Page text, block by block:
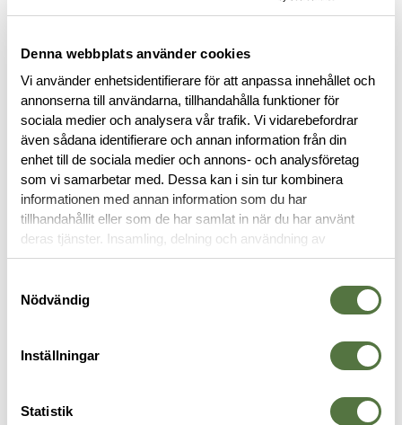
Denna webbplats använder cookies
Vi använder enhetsidentifierare för att anpassa innehållet och
annonserna till användarna, tillhandahålla funktioner för
sociala medier och analysera vår trafik. Vi vidarebefordrar
även sådana identifierare och annan information från din
enhet till de sociala medier och annons- och analysföretag
som vi samarbetar med. Dessa kan i sin tur kombinera
informationen med annan information som du har
tillhandahållit eller som de har samlat in när du har använt
deras tjänster. Insamling, delning och användning av
personuppgifter kan användas för personalisering av
Nödvändig
Inställningar
Statistik
BESKRIVNING
SPECIFIKATIONER
RECENSIONER
OM VARUMÄRKET